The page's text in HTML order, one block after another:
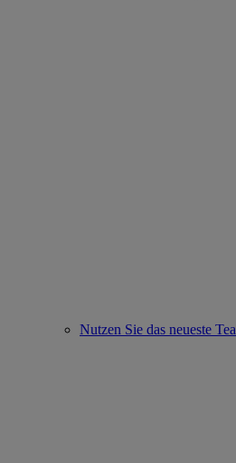
Nutzen Sie das neueste